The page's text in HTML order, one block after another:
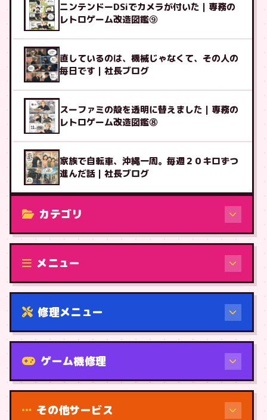
ニンテンドーDSiでカメラが付いた｜専務の
レトロゲーム改造図鑑⑨
直しているのは、機械じゃなくて、その人の
毎日です｜社長ブログ
スーファミの殻を透明に替えました｜専務の
レトロゲーム改造図鑑⑧
家族で自転車、沖縄一周。毎週２０キロずつ
進んだ話｜社長ブログ
カテゴリ
修理（機種から）
メニュー
修理メニュー
機種から
ゲーム機修理
その他サービス